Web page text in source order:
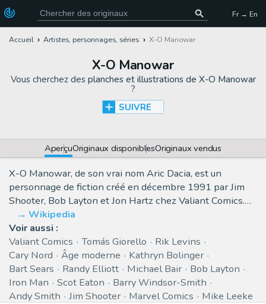
Fr → En
Accueil Artistes, personnages, séries X-O Manowar
X-O Manowar
Vous cherchez des planches et illustrations de X-O Manowar
?
SUIVRE
AperçuOriginaux disponiblesOriginaux vendus
X-O Manowar, de son vrai nom Aric Dacia, est un
personnage de fiction créé en décembre 1991 par Jim
Shooter, Bob Layton et Jon Hartz chez Valiant Comics.…
Wikipedia
Voir aussi :
Valiant Comics
Tomás Giorello
Rik Levins
Cary Nord
Âge moderne
Kathryn Bolinger
Bart Sears
Randy Elliott Michael Bair
Bob Layton
Iron Man
Scot Eaton
Barry Windsor-Smith
Andy Smith
Jim Shooter Marvel Comics Mike Leeke